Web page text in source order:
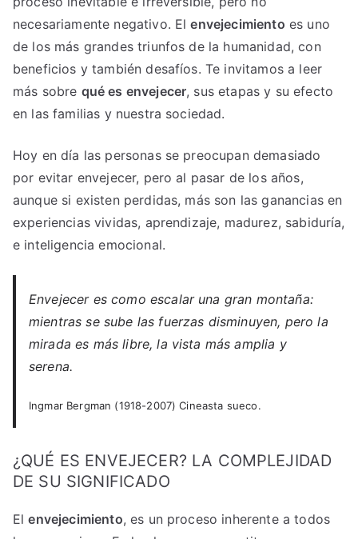
necesariamente negativo. Elenvejecimiento es uno
de los más grandes triunfos de la humanidad, con
beneficios y también desafíos. Te invitamos a leer
más sobre qué es envejecer, sus etapas y su efecto
en las familias y nuestra sociedad.
Hoy en día las personas se preocupan demasiado
por evitar envejecer, pero al pasar de los años,
aunque si existen perdidas, más son las ganancias en
experiencias vividas, aprendizaje, madurez, sabiduría,
e inteligencia emocional.
Envejecer es como escalar una gran montaña:
mientras se sube las fuerzas disminuyen, pero la
mirada es más libre, la vista más amplia y
serena.
Ingmar Bergman (1918-2007) Cineasta sueco.
¿QUÉ ES ENVEJECER? LA COMPLEJIDAD
DE SU SIGNIFICADO
Elenvejecimiento, es un proceso inherente a todos